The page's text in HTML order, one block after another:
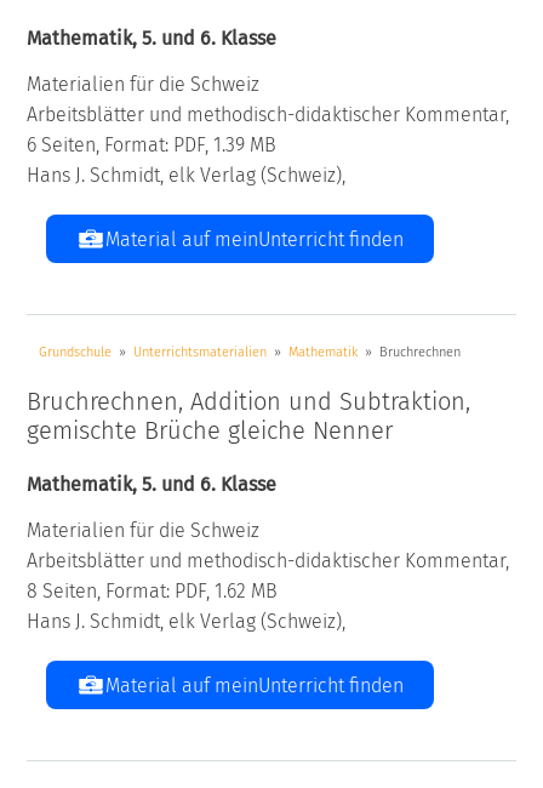
Mathematik, 5. und 6. Klasse
Materialien für die Schweiz
Arbeitsblätter und methodisch-didaktischer Kommentar,
6 Seiten, Format: PDF, 1.39 MB
Hans J. Schmidt, elk Verlag (Schweiz),
Material auf meinUnterricht finden
Grundschule Unterrichtsmaterialien Mathematik Bruchrechnen
Bruchrechnen, Addition und Subtraktion,
gemischte Brüche gleiche Nenner
Mathematik, 5. und 6. Klasse
Materialien für die Schweiz
Arbeitsblätter und methodisch-didaktischer Kommentar,
8 Seiten, Format: PDF, 1.62 MB
Hans J. Schmidt, elk Verlag (Schweiz),
Material auf meinUnterricht finden